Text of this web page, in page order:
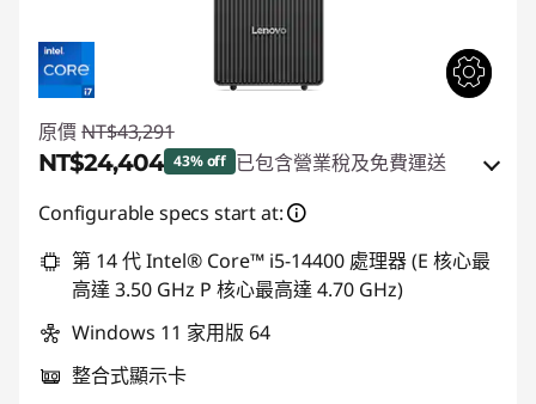
原價 NT$43,291
NT$24,404 43% off 已包含營業稅及免費運送
即時折扣： :-NT$18,481
或
eCoupon 折扣 : -NT$18,887
*以上優惠僅能擇一使用
Configurable specs start at:
第 14 代 Intel® Core™ i5-14400 處理器 (E 核心最
高達 3.50 GHz P 核心最高達 4.70 GHz)
Windows 11 家用版 64
整合式顯示卡